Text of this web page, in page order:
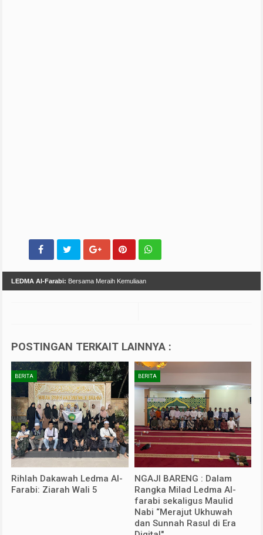
LEDMA Al-Farabi: Bersama Meraih Kemuliaan
POSTINGAN TERKAIT LAINNYA :
BERITA
Rihlah Dakawah Ledma Al-
Farabi: Ziarah Wali 5
BERITA
NGAJI BARENG : Dalam
Rangka Milad Ledma Al-
farabi sekaligus Maulid
Nabi “Merajut Ukhuwah
dan Sunnah Rasul di Era